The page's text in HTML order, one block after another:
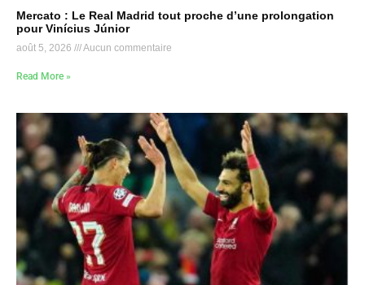
Mercato : Le Real Madrid tout proche d’une prolongation
pour Vinícius Júnior
août 5, 2026 Aucun commentaire
Read More »